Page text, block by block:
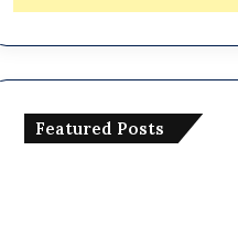
Featured Posts